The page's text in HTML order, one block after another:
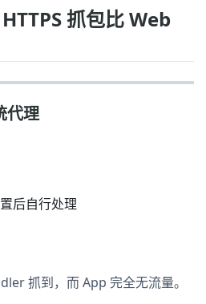
抓包比 Web
代理
后自行处理
抓到，而 App 完全无流量。